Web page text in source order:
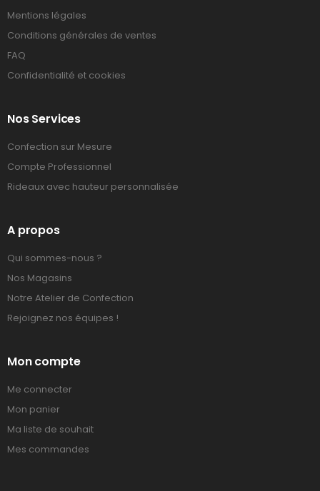
Mentions légales
Conditions générales de ventes
FAQ
Confidentialité et cookies
Nos Services
Confection sur Mesure
Compte Professionnel
Rideaux avec hauteur personnalisée
A propos
Qui sommes-nous ?
Nos Magasins
Notre Atelier de Confection
Rejoignez nos équipes !
Mon compte
Me connecter
Mon panier
Ma liste de souhait
Mes commandes